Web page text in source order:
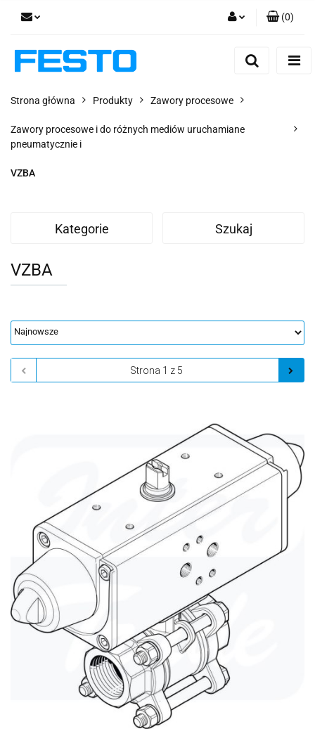
Dodaj zgłoszenie
(0)
Strona główna Produkty Zawory procesowe
Zawory procesowe i do różnych mediów uruchamiane
pneumatycznie i
VZBA
Kategorie Szukaj
VZBA